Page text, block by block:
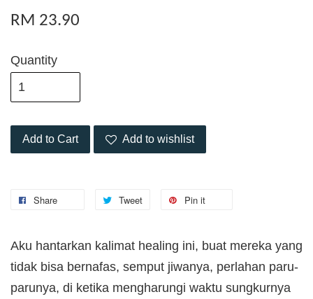
RM 23.90
Quantity
Add to Cart Add to wishlist
Share Tweet Pin it
Aku hantarkan kalimat healing ini, buat mereka yang
tidak bisa bernafas, semput jiwanya, perlahan paru-
parunya, di ketika mengharungi waktu sungkurnya